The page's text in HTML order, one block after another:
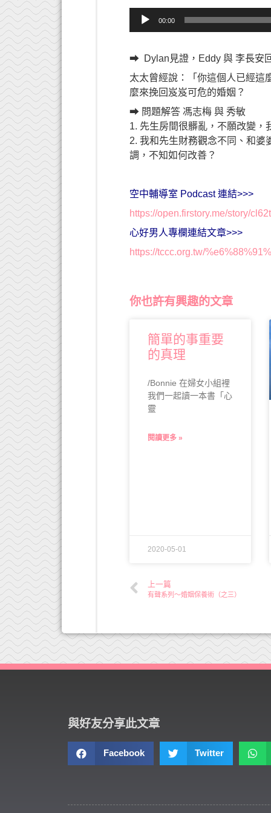
放
器
00:00
➡ Dylan見證，Eddy 與 李長安
太太曾經說：「你這個人已經這
麼來挽回岌岌可危的婚姻？
➡ 問題解答 馮志梅 與 秀敏
1. 先生房間很髒亂，不願改變，
2. 我和先生財務觀念不同、和
調，不知如何改善？
空中輔導室 Podcast 連結>>>
https://open.firstory.me/story/
心好男人專欄連結文章>>>
https://tccc.org.tw/
你也許有興趣的文章
簡單的事重要
的真理
/Bonnie 在婦女小組裡
我們一起讀一本書「心
靈
閱讀更多 »
2020-05-01
上一篇
有聲系列～婚姻保養術（之三）
與好友分享此文章
Facebook Twitter